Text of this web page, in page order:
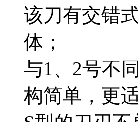
该刀有交错
体；
与1、2号不
构简单，更